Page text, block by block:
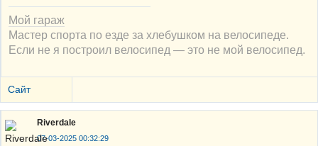
Мой гараж
Мастер спорта по езде за хлебушком на велосипеде.
Если не я построил велосипед — это не мой велосипед.
Сайт
Riverdale
07-03-2025 00:32:29